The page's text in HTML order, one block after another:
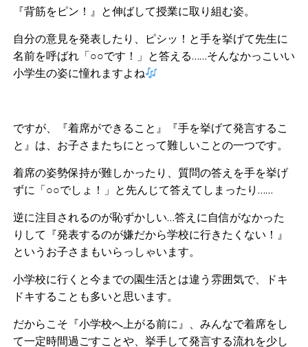
『背筋をピン！』と伸ばして授業に取り組む姿。
自分の意見を発表したり、ピシッ！と手を挙げて先生に
名前を呼ばれ「○○です！」と答える……そんなかっこいい
小学生の姿に憧れますよね
ですが、『着席ができること』『手を挙げて発言するこ
と』は、お子さまたちにとって難しいことの一つです。
着席の姿勢保持が難しかったり、質問の答えを手を挙げ
ずに「○○でしょ！」と先んじて答えてしまったり……
逆に注目されるのが恥ずかしい…答えに自信がなかった
りして『発表するのが嫌だから学校に行きたくない！』
というお子さまもいらっしゃいます。
小学校に行くと今までの園生活とは違う雰囲気で、ドキ
ドキすることも多いと思います。
だからこそ『小学校へ上がる前に』、みんなで着席をし
て一定時間過ごすことや、挙手して発言する流れを少し